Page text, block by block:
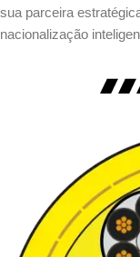
sua parceira
nacionalização